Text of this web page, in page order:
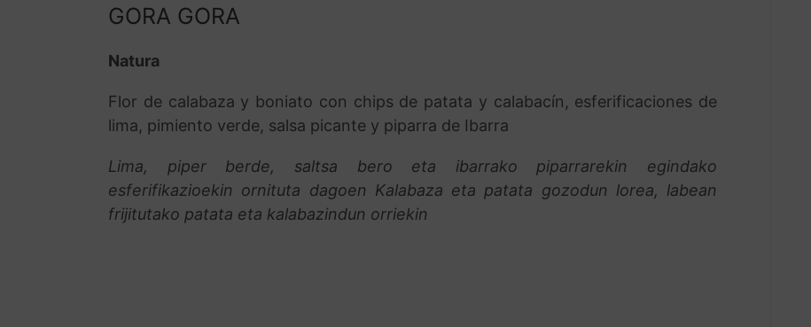
GORA GORA
Natura
Flor de calabaza y boniato con chips de patata y calabacín, esferificaciones de
lima, pimiento verde, salsa picante y piparra de Ibarra
Lima, piper berde, saltsa bero eta ibarrako piparrarekin egindako
esferifikazioekin ornituta dagoen Kalabaza eta patata gozodun lorea, labean
frijitutako patata eta kalabazindun orriekin